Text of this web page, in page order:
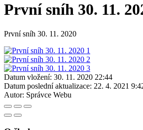
První sníh 30. 11.
První sníh 30. 11. 2020
Datum vložení: 30. 11. 2020 22:44
Datum poslední aktualizace: 22. 4. 2021
Autor: Správce Webu